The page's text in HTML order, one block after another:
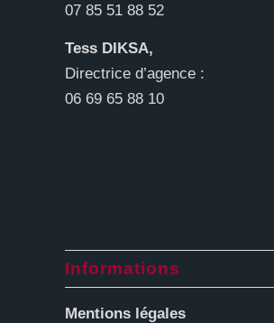
07 85 51 88 52
Tess DIKSA,
Directrice d’agence :
06 69 65 88 10
Informations
Mentions légales